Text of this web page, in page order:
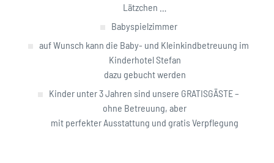
Lätzchen …
Babyspielzimmer
auf Wunsch kann die Baby- und Kleinkindbetreuung im
Kinderhotel Stefan
dazu gebucht werden
Kinder unter 3 Jahren sind unsere GRATISGÄSTE –
ohne Betreuung, aber
mit perfekter Ausstattung und gratis Verpflegung